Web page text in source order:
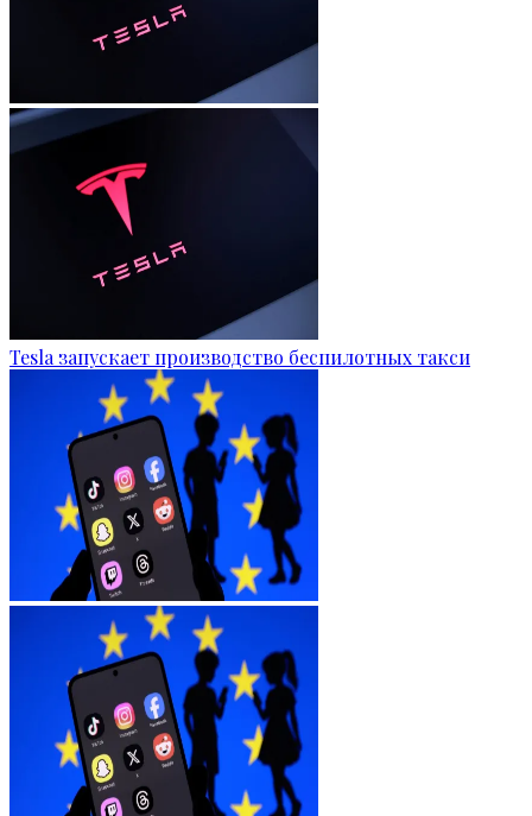
Tesla запускает производство беспилотных такси